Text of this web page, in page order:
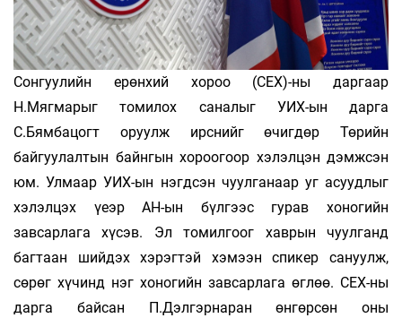
Сонгуулийн ерөнхий хороо (СЕХ)-ны даргаар
Н.Мягмарыг томилох саналыг УИХ-ын дарга
С.Бямбацогт оруулж ирснийг өчигдөр Төрийн
байгуулалтын байнгын хороогоор хэлэлцэн дэмжсэн
юм. Улмаар УИХ-ын нэгдсэн чуулганаар уг асуудлыг
хэлэлцэх үеэр АН-ын бүлгээс гурав хоногийн
завсарлага хүсэв. Эл томилгоог хаврын чуулганд
багтаан шийдэх хэрэгтэй хэмээн спикер сануулж,
сөрөг хүчинд нэг хоногийн завсарлага өглөө. СЕХ-ны
дарга байсан П.Дэлгэрнаран өнгөрсөн оны